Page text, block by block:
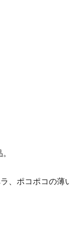
、ポコポコの薄